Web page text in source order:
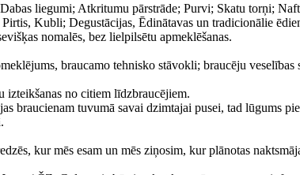
liegumi; Atkritumu pārstrāde; Purvi; Skatu torņi;
Kubli; Degustācijas, Ēdinātavas un tradicionālie
nomalēs, bez lielpilsētu apmeklēšanas.
braucamo tehnisko stāvokli; braucēju veselības
no citiem līdzbraucējiem.
braucienam tuvumā savai dzimtajai pusei, tad lūgums
kur mēs esam un mēs ziņosim, kur plānotas